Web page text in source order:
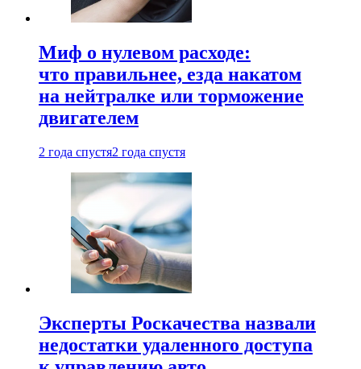
Миф о нулевом расходе:
что правильнее, езда накатом
на нейтралке или торможение
двигателем
2 года спустя2 года спустя
Эксперты Роскачества назвали
недостатки удаленного доступа